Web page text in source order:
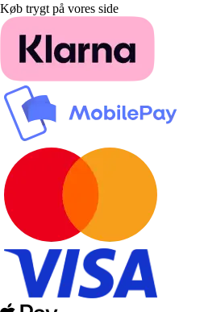
Køb trygt på vores side